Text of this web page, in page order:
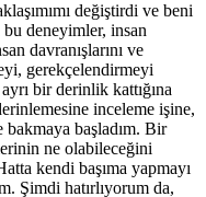
değiştirdi ve beni
deneyimler, insan
davranışlarını ve
gerekçelendirmeyi
bir derinlik kattığına
inceleme işine,
bakmaya başladım. Bir
ne olabileceğini
kendi başıma yapmayı
Şimdi hatırlıyorum da,